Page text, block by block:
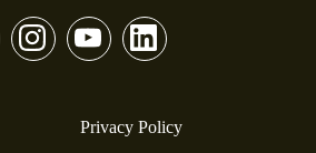
Privacy Policy